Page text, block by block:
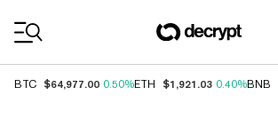
BTC $64,977.00 0.50%ETH $1,921.03 0.40%BNB